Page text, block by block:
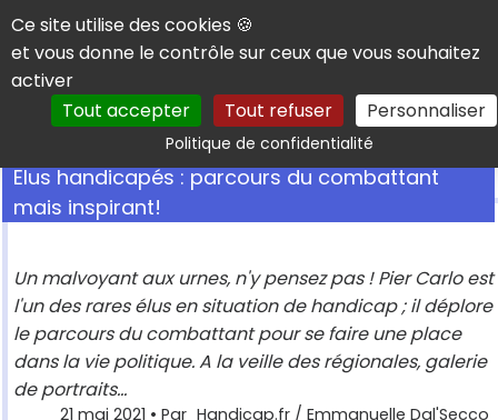
Panneau de gestion des cookies
Ce site utilise des cookies 🍪
et vous donne le contrôle sur ceux que vous souhaitez
activer
Tout accepter
Tout refuser Personnaliser
Politique de confidentialitéRechercher
Elus handicapés : parcours du combattant
mais inspirant!
Un malvoyant aux urnes, n'y pensez pas ! Pier Carlo est
l'un des rares élus en situation de handicap ; il déplore
le parcours du combattant pour se faire une place
dans la vie politique. A la veille des régionales, galerie
de portraits...
21 mai 2021 • Par Handicap.fr / Emmanuelle Dal'Secco